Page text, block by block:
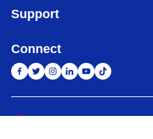
Support
Connect